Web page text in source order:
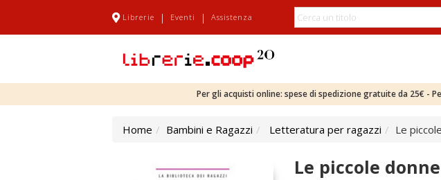
Librerie | Eventi | Assistenza
Per gli acquisti online: spese di spedizione gratuite da 25€ -
Home Bambini e Ragazzi Letteratura per ragazzi Le
Le piccole